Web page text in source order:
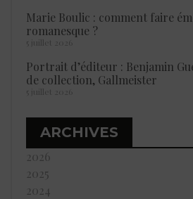
Marie Boulic : comment faire
romanesque ?
5 juillet 2026
Portrait d’éditeur : Benjamin
de collection, Gallmeister
5 juillet 2026
ARCHIVES
2026
2025
2024